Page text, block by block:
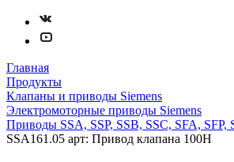
Главная
Продукты
Клапаны и приводы Siemens
Электромоторные приводы Siemens
Приводы SSA, SSP, SSB, SSC, SFA, SFP,
SSA161.05 арт: Привод клапана 100Н